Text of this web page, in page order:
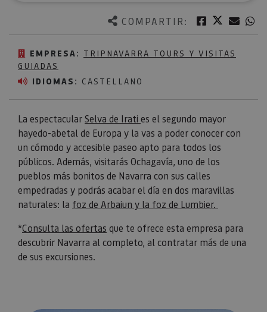
COMPARTIR: Facebook
Twitter
EMPRESA: TRIPNAVARRA TOURS Y VISITAS
GUIADAS
IDIOMAS: CASTELLANO
La espectacularSelva de Irati es el segundo mayor
hayedo-abetal de Europa y la vas a poder conocer con
un cómodo y accesible paseo apto para todos los
públicos. Además, visitarás Ochagavía, uno de los
pueblos más bonitos de Navarra con sus calles
empedradas y podrás acabar el día en dos maravillas
naturales: la foz de Arbaiun y la foz de Lumbier.
*Consulta las ofertas que te ofrece esta empresa para
descubrir Navarra al completo, al contratar más de una
de sus excursiones.